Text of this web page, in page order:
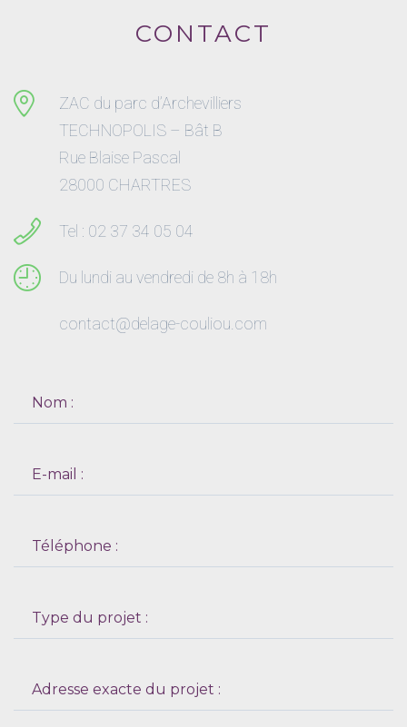
CONTACT
ZAC du parc d’Archevilliers
TECHNOPOLIS – Bât B
Rue Blaise Pascal
28000 CHARTRES
Tel : 02 37 34 05 04
Du lundi au vendredi de 8h à 18h
contact@delage-couliou.com